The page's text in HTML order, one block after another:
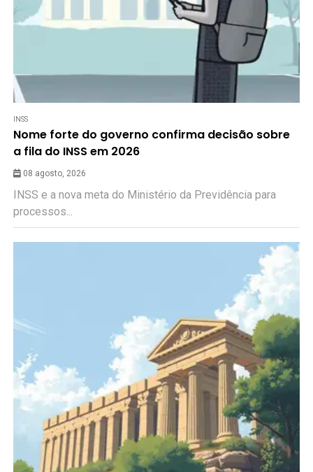
INSS
Nome forte do governo confirma decisão sobre
a fila do INSS em 2026
08 agosto, 2026
INSS e a nova meta do Ministério da Previdência para
processos...